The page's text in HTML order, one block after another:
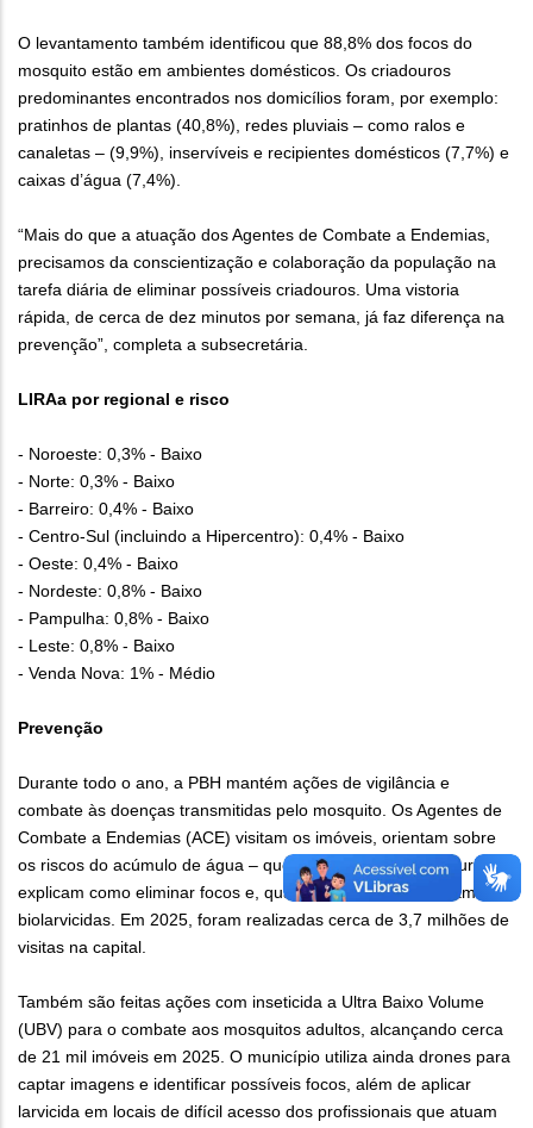
O levantamento também identificou que 88,8% dos focos do
mosquito estão em ambientes domésticos. Os criadouros
predominantes encontrados nos domicílios foram, por exemplo:
pratinhos de plantas (40,8%), redes pluviais – como ralos e
canaletas – (9,9%), inservíveis e recipientes domésticos (7,7%) e
caixas d’água (7,4%).
“Mais do que a atuação dos Agentes de Combate a Endemias,
precisamos da conscientização e colaboração da população na
tarefa diária de eliminar possíveis criadouros. Uma vistoria
rápida, de cerca de dez minutos por semana, já faz diferença na
prevenção”, completa a subsecretária.
LIRAa por regional e risco
- Noroeste: 0,3% - Baixo
- Norte: 0,3% - Baixo
- Barreiro: 0,4% - Baixo
- Centro-Sul (incluindo a Hipercentro): 0,4% - Baixo
- Oeste: 0,4% - Baixo
- Nordeste: 0,8% - Baixo
- Pampulha: 0,8% - Baixo
- Leste: 0,8% - Baixo
- Venda Nova: 1% - Médio
Prevenção
Durante todo o ano, a PBH mantém ações de vigilância e
combate às doenças transmitidas pelo mosquito. Os Agentes de
Combate a Endemias (ACE) visitam os imóveis, orientam sobre
os riscos do acúmulo de água – que pode se tornar criadouro –,
explicam como eliminar focos e, quando necessário, aplicam
biolarvicidas. Em 2025, foram realizadas cerca de 3,7 milhões de
visitas na capital.
Também são feitas ações com inseticida a Ultra Baixo Volume
(UBV) para o combate aos mosquitos adultos, alcançando cerca
de 21 mil imóveis em 2025. O município utiliza ainda drones para
captar imagens e identificar possíveis focos, além de aplicar
larvicida em locais de difícil acesso dos profissionais que atuam